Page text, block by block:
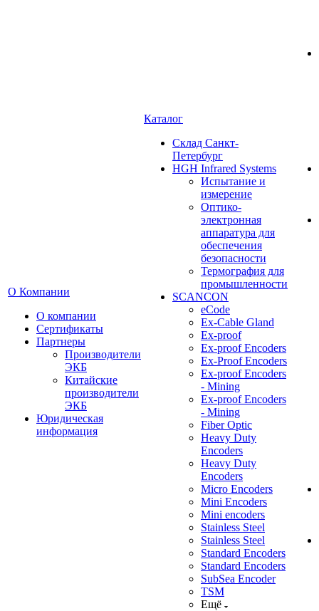
О Компании
О компании
Сертификаты
Партнеры
Производители
ЭКБ
Китайские
производители
ЭКБ
Юридическая
информация
Каталог
Cклад Санкт-
Петербург
HGH Infrared Systems
Испытание и
измерение
Оптико-
электронная
аппаратура для
обеспечения
безопасности
Термография для
промышленности
SCANCON
eCode
Ex-Cable Gland
Ex-proof
Ex-proof Encoders
Ex-Proof Encoders
Ex-proof Encoders
- Mining
Ex-proof Encoders
- Mining
Fiber Optic
Heavy Duty
Encoders
Heavy Duty
Encoders
Micro Encoders
Mini Encoders
Mini encoders
Stainless Steel
Stainless Steel
Standard Encoders
Standard Encoders
SubSea Encoder
TSM
Ещё